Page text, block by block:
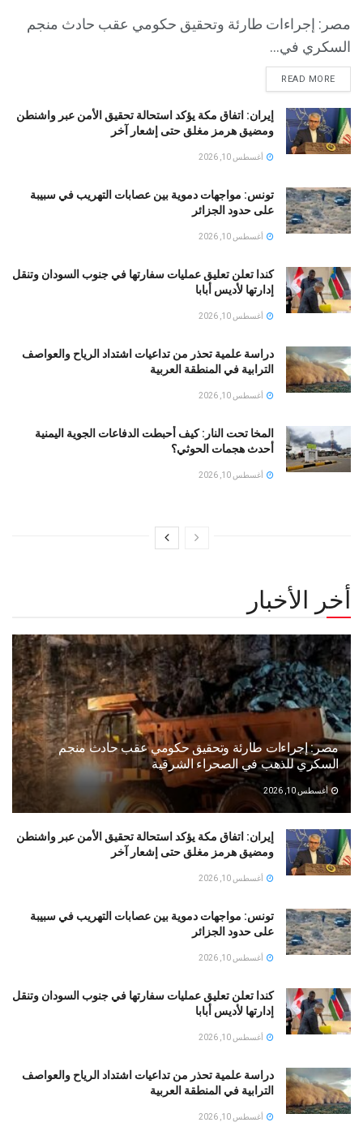
مصر: إجراءات طارئة وتحقيق حكومي عقب حادث منجم
السكري في...
READ MORE
إيران: اتفاق مكة يؤكد استحالة تحقيق الأمن عبر واشنطن
ومضيق هرمز مغلق حتى إشعار آخر
أغسطس 10, 2026
تونس: مواجهات دموية بين عصابات التهريب في سبيبة
على حدود الجزائر
أغسطس 10, 2026
كندا تعلن تعليق عمليات سفارتها في جنوب السودان وتنقل
إدارتها لأديس أبابا
أغسطس 10, 2026
دراسة علمية تحذر من تداعيات اشتداد الرياح والعواصف
الترابية في المنطقة العربية
أغسطس 10, 2026
المخا تحت النار: كيف أحبطت الدفاعات الجوية اليمنية
أحدث هجمات الحوثي؟
أغسطس 10, 2026
أخر الأخبار
مصر: إجراءات طارئة وتحقيق حكومي عقب حادث منجم
السكري للذهب في الصحراء الشرقية
أغسطس 10, 2026
إيران: اتفاق مكة يؤكد استحالة تحقيق الأمن عبر واشنطن
ومضيق هرمز مغلق حتى إشعار آخر
أغسطس 10, 2026
تونس: مواجهات دموية بين عصابات التهريب في سبيبة
على حدود الجزائر
أغسطس 10, 2026
كندا تعلن تعليق عمليات سفارتها في جنوب السودان وتنقل
إدارتها لأديس أبابا
أغسطس 10, 2026
دراسة علمية تحذر من تداعيات اشتداد الرياح والعواصف
الترابية في المنطقة العربية
أغسطس 10, 2026